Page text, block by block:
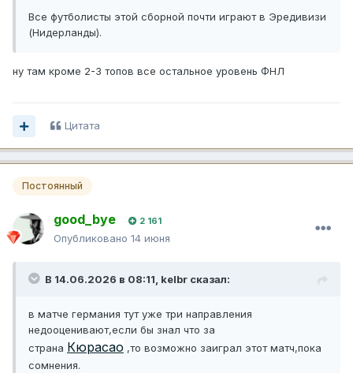
Все футболисты этой сборной почти играют в Эредивизи
(Нидерланды).
ну там кроме 2-3 топов все остальное уровень ФНЛ
Цитата
Постоянный
good_bye 2 161
Опубликовано 14 июня
В 14.06.2026 в 08:11, kelbr сказал:
в матче германия тут уже три направления
недооценивают,если бы знал что за
страна Кюрасао ,то возможно заиграл этот матч,пока
сомнения.